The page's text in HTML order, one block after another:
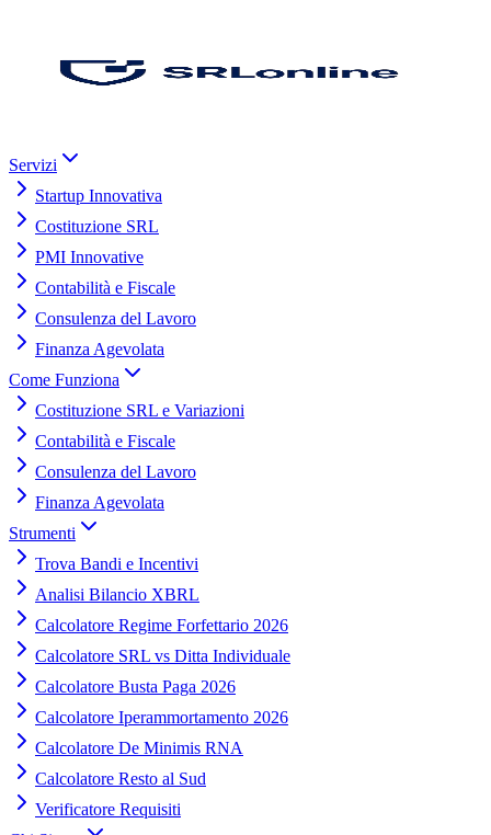
Servizi
Startup Innovativa
Costituzione SRL
PMI Innovative
Contabilità e Fiscale
Consulenza del Lavoro
Finanza Agevolata
Come Funziona
Costituzione SRL e Variazioni
Contabilità e Fiscale
Consulenza del Lavoro
Finanza Agevolata
Strumenti
Trova Bandi e Incentivi
Analisi Bilancio XBRL
Calcolatore Regime Forfettario 2026
Calcolatore SRL vs Ditta Individuale
Calcolatore Busta Paga 2026
Calcolatore Iperammortamento 2026
Calcolatore De Minimis RNA
Calcolatore Resto al Sud
Verificatore Requisiti